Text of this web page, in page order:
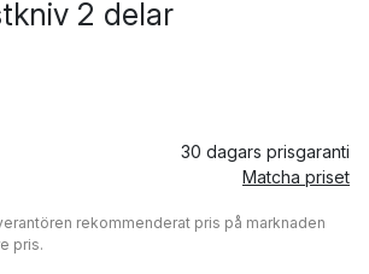
2 delar
30 dagars prisgaranti
Matcha priset
rekommenderat pris på marknaden
pris.